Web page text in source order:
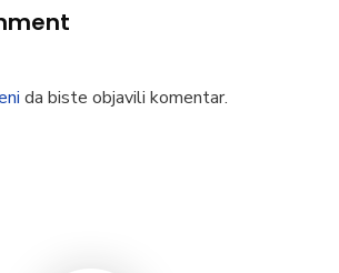
da biste objavili komentar.